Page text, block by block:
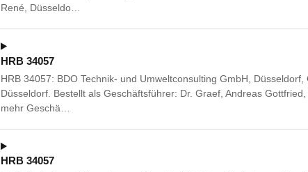
René, Düsseldo…
HRB 34057
HRB 34057: BDO Technik- und Umweltconsulting GmbH,
Düsseldorf. Bestellt als Geschäftsführer: Dr. Graef, Andreas
mehr Geschä…
HRB 34057